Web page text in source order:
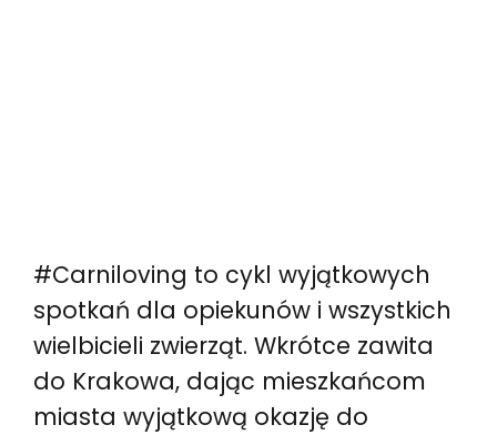
#Carniloving to cykl wyjątkowych
spotkań dla opiekunów i wszystkich
wielbicieli zwierząt. Wkrótce zawita
do Krakowa, dając mieszkańcom
miasta wyjątkową okazję do